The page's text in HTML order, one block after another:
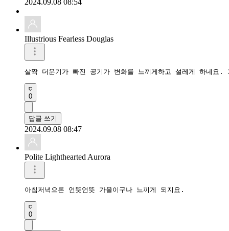
Illustrious Fearless Douglas
살짝 더운기가 빠진 공기가 변화를 느끼게하고 설레게 하네
0
답글 쓰기
2024.09.08 08:47
Polite Lighthearted Aurora
아침저녁으론 언뜻언뜻 가을이구나 느끼게 되지요.
0